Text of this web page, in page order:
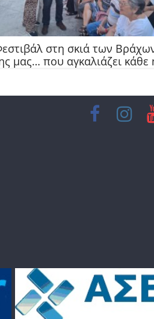
στη σκιά των
μας… που αγκαλιάζει κάθε